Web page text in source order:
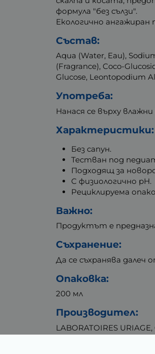
формула "без сълзи".
Екологично
Състав:
Aqua (Water, Eau),
(Fragrance), Coco-
Glucose, Leontopodium
Употреба:
Нанася се върху
Характеристики:
Без сапун.
Тестван под
Подходящ за
С физиологично pH.
Рециклируема
Важно:
Продуктът е
Съхранение:
Да се съхранява далеч
Опаковка:
200 мл
Производител:
LABORATOIRES